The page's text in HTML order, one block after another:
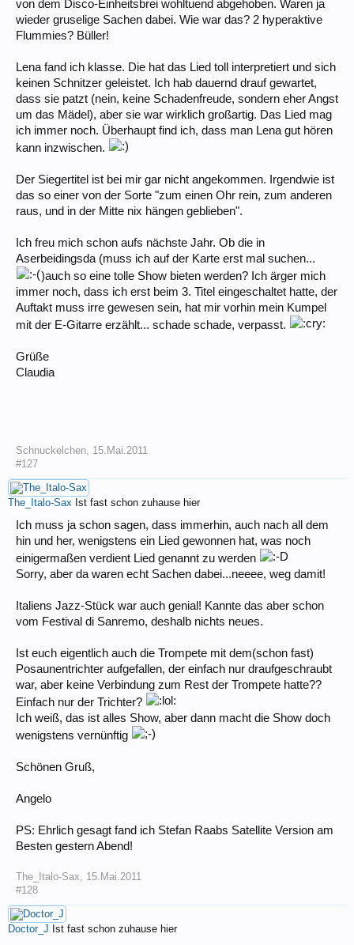
von dem Disco-Einheitsbrei wohltuend abgehoben. Waren ja
wieder gruselige Sachen dabei. Wie war das? 2 hyperaktive
Flummies? Büller!
Lena fand ich klasse. Die hat das Lied toll interpretiert und sich
keinen Schnitzer geleistet. Ich hab dauernd drauf gewartet,
dass sie patzt (nein, keine Schadenfreude, sondern eher Angst
um das Mädel), aber sie war wirklich großartig. Das Lied mag
ich immer noch. Überhaupt find ich, dass man Lena gut hören
kann inzwischen.
Der Siegertitel ist bei mir gar nicht angekommen. Irgendwie ist
das so einer von der Sorte "zum einen Ohr rein, zum anderen
raus, und in der Mitte nix hängen geblieben".
Ich freu mich schon aufs nächste Jahr. Ob die in
Aserbeidingsda (muss ich auf der Karte erst mal suchen...
)auch so eine tolle Show bieten werden? Ich ärger mich
immer noch, dass ich erst beim 3. Titel eingeschaltet hatte, der
Auftakt muss irre gewesen sein, hat mir vorhin mein Kumpel
mit der E-Gitarre erzählt... schade schade, verpasst.
Grüße
Claudia
Schnuckelchen, 15.Mai.2011
#127
The_Italo-Sax Ist fast schon zuhause hier
Ich muss ja schon sagen, dass immerhin, auch nach all dem
hin und her, wenigstens ein Lied gewonnen hat, was noch
einigermaßen verdient Lied genannt zu werden
Sorry, aber da waren echt Sachen dabei...neeee, weg damit!
Italiens Jazz-Stück war auch genial! Kannte das aber schon
vom Festival di Sanremo, deshalb nichts neues.
Ist euch eigentlich auch die Trompete mit dem(schon fast)
Posaunentrichter aufgefallen, der einfach nur draufgeschraubt
war, aber keine Verbindung zum Rest der Trompete hatte??
Einfach nur der Trichter?
Ich weiß, das ist alles Show, aber dann macht die Show doch
wenigstens vernünftig
Schönen Gruß,
Angelo
PS: Ehrlich gesagt fand ich Stefan Raabs Satellite Version am
Besten gestern Abend!
The_Italo-Sax, 15.Mai.2011
#128
Doctor_J Ist fast schon zuhause hier